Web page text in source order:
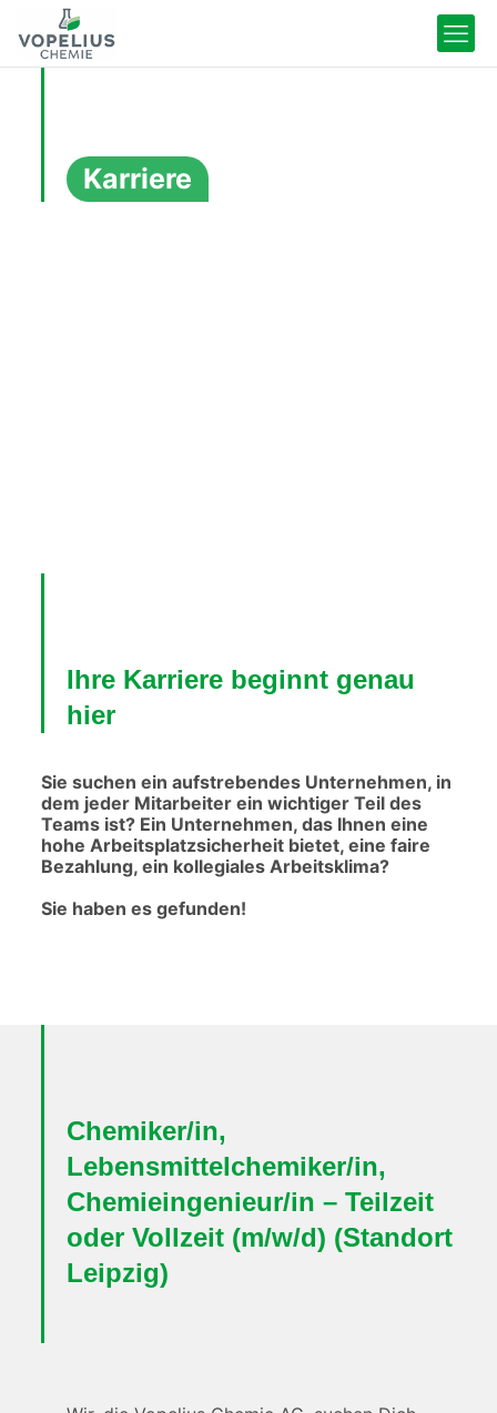
Karriere
Ihre Karriere beginnt genau
hier
Sie suchen ein aufstrebendes Unternehmen, in
dem jeder Mitarbeiter ein wichtiger Teil des
Teams ist? Ein Unternehmen, das Ihnen eine
hohe Arbeitsplatzsicherheit bietet, eine faire
Bezahlung, ein kollegiales Arbeitsklima?
Sie haben es gefunden!
Chemiker/in,
Lebensmittelchemiker/in,
Chemieingenieur/in – Teilzeit
oder Vollzeit(m/w/d) (Standort
Leipzig)